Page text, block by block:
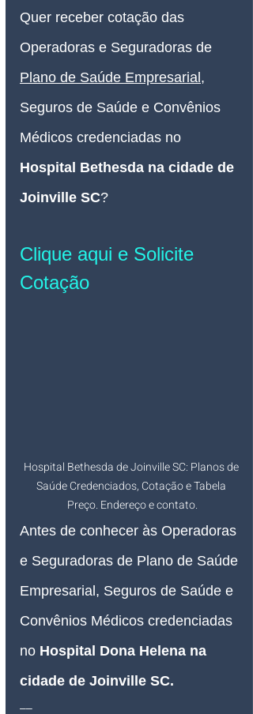
Quer receber cotação das
Operadoras e Seguradoras de
Plano de Saúde Empresarial ,
Seguros de Saúde e Convênios
Médicos credenciadas no
Hospital Bethesda na cidade de
Joinville SC?
Clique aqui e Solicite
Cotação
Hospital Bethesda de Joinville SC: Planos de
Saúde Credenciados, Cotação e Tabela
Preço. Endereço e contato.
Antes de conhecer às Operadoras
e Seguradoras de Plano de Saúde
Empresarial, Seguros de Saúde e
Convênios Médicos credenciadas
no Hospital Dona Helena na
cidade de Joinville SC.
__